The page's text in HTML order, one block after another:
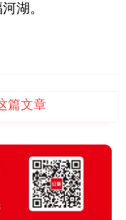
湖。
篇文章